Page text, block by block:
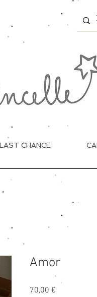
LAST CHANCE
Amor
70,00 €